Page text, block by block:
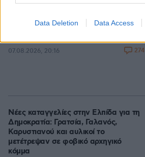
Data Deletion Data Access
Άλλος για data center; Επενδύσεις
07.08.2026, 20:16 274
Νέες καταγγελίες στην Ελπίδα για τη
Δημοκρατία: Γρατσία, Γαλανός,
Καρυστιανού και αυλικοί το
μετέτρεψαν σε φοβικό αρχηγικό
κόμμα